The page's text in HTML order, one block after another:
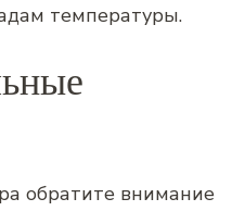
температуры.
обратите внимание